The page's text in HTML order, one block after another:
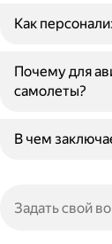
Как
Почему для
самолеты?
В чем